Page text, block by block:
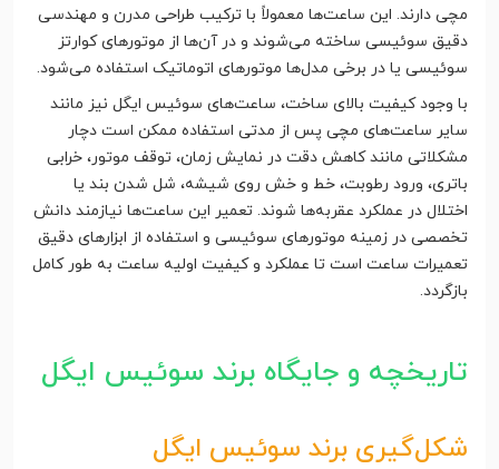
مچی دارند. این ساعت‌ها معمولاً با ترکیب طراحی مدرن و مهندسی
دقیق سوئیسی ساخته می‌شوند و در آن‌ها از موتورهای کوارتز
سوئیسی یا در برخی مدل‌ها موتورهای اتوماتیک استفاده می‌شود.
با وجود کیفیت بالای ساخت، ساعت‌های سوئیس ایگل نیز مانند
سایر ساعت‌های مچی پس از مدتی استفاده ممکن است دچار
مشکلاتی مانند کاهش دقت در نمایش زمان، توقف موتور، خرابی
باتری، ورود رطوبت، خط و خش روی شیشه، شل شدن بند یا
اختلال در عملکرد عقربه‌ها شوند. تعمیر این ساعت‌ها نیازمند دانش
تخصصی در زمینه موتورهای سوئیسی و استفاده از ابزارهای دقیق
تعمیرات ساعت است تا عملکرد و کیفیت اولیه ساعت به طور کامل
بازگردد.
تاریخچه و جایگاه برند سوئیس ایگل
شکل‌گیری برند سوئیس ایگل